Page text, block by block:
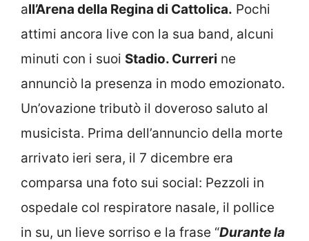
all’Arena della Regina di Cattolica. Pochi
attimi ancora live con la sua band, alcuni
minuti con i suoi Stadio. Curreri ne
annunciò la presenza in modo emozionato.
Un’ovazione tributò il doveroso saluto al
musicista. Prima dell’annuncio della morte
arrivato ieri sera, il 7 dicembre era
comparsa una foto sui social: Pezzoli in
ospedale col respiratore nasale, il pollice
in su, un lieve sorriso e la frase “Durante la